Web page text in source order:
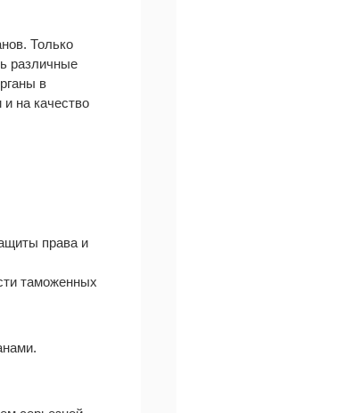
Только
различные
в
на качество
права и
таможенных